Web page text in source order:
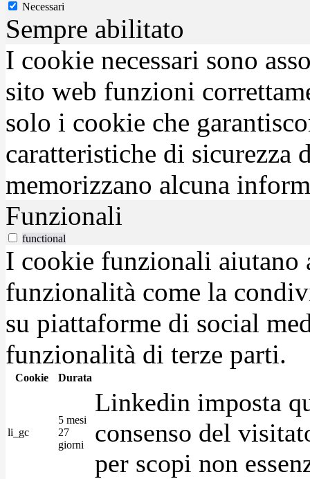
Necessari
Sempre abilitato
I cookie necessari sono
sito web funzioni
solo i cookie che
caratteristiche di sicurezza
memorizzano alcuna
Funzionali
functional
I cookie funzionali aiutano
funzionalità come la
su piattaforme di social
funzionalità di terze parti.
Cookie Durata
li_gc
5 mesi
27
giorni
Linkedin imposta
consenso del
per scopi non